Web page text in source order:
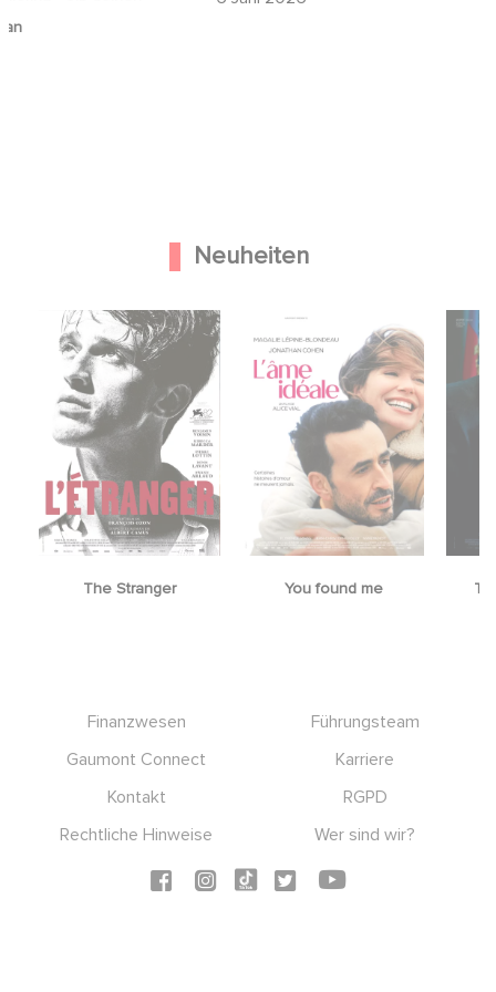
an
Neuheiten
The Stranger You found me
Finanzwesen
Führungsteam
Gaumont Connect
Karriere
Kontakt
RGPD
Rechtliche Hinweise
Wer sind wir?
Social icons